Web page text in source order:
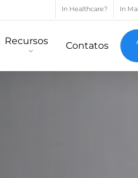
In Healthcare? In
Recursos Contatos